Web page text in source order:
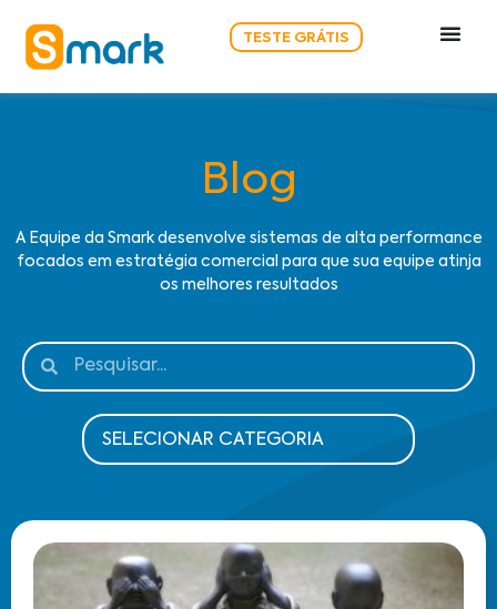
TESTE GRÁTIS
Blog
A Equipe da Smark desenvolve sistemas de alta performance
focados em estratégia comercial para que sua equipe atinja
os melhores resultados